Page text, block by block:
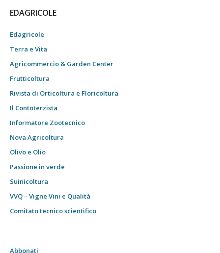
EDAGRICOLE
Edagricole
Terra e Vita
Agricommercio & Garden Center
Frutticoltura
Rivista di Orticoltura e Floricoltura
Il Contoterzista
Informatore Zootecnico
Nova Agricoltura
Olivo e Olio
Passione in verde
Suinicoltura
VVQ – Vigne Vini e Qualità
Comitato tecnico scientifico
Abbonati